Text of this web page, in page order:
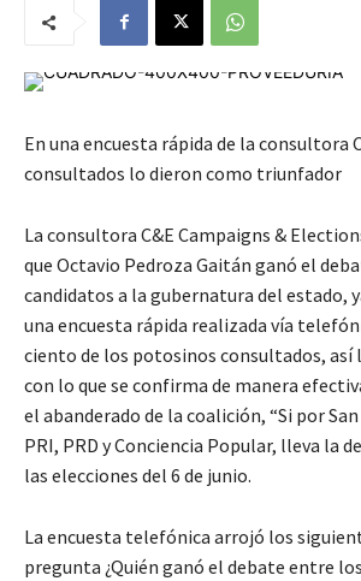
En una encuesta rápida de la consultora
consultados lo dieron como triunfador
La consultora C&E Campaigns &
que Octavio Pedroza Gaitán ganó el
candidatos a la gubernatura del estado,
una encuesta rápida realizada vía
ciento de los potosinos consultados, así
con lo que se confirma de manera
el abanderado de la coalición, “Si por San
PRI, PRD y Conciencia Popular, lleva la
las elecciones del 6 de junio.
La encuesta telefónica arrojó los
pregunta ¿Quién ganó el debate entre